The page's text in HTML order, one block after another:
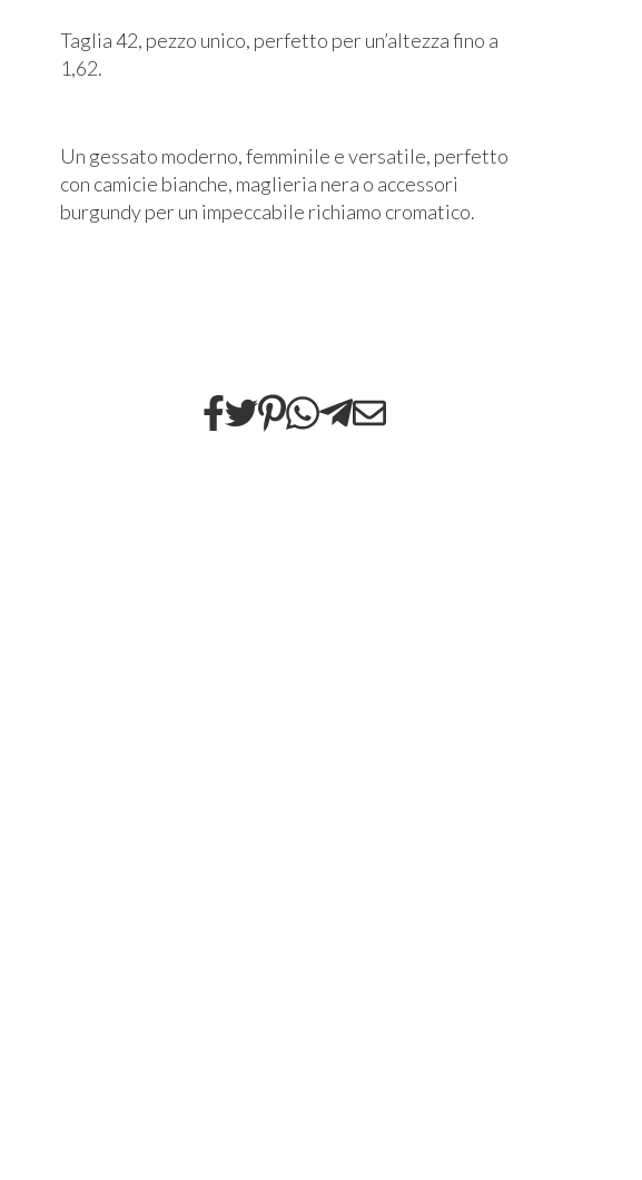
Taglia 42, pezzo unico, perfetto per un’altezza fino a
1,62.
Un gessato moderno, femminile e versatile, perfetto
con camicie bianche, maglieria nera o accessori
burgundy per un impeccabile richiamo cromatico.